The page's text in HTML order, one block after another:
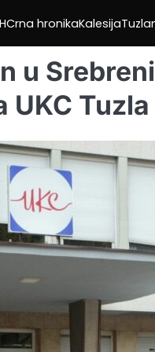
Crna hronikaKalesija
u
UKC Tuzla